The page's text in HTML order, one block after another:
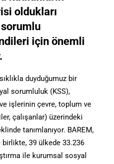
oldukları
için önemli
duyduğumuz bir
sorumluluk (KSS),
işlerinin çevre, toplum ve
çalışanlar) üzerindeki
tanımlanıyor. BAREM,
birlikte, 39 ülkede 33.236
ile kurumsal sosyal